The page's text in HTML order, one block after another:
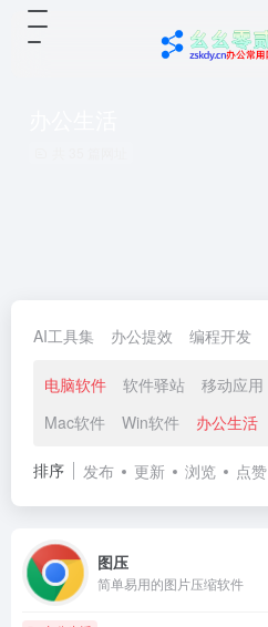
AI工具集 办公提效 编程开发
电脑软件 软件驿站
移动应用
Mac软件
Win软件 办公生活
排序 发布 更新 浏览 点赞
图压
简单易用的图片压缩软件